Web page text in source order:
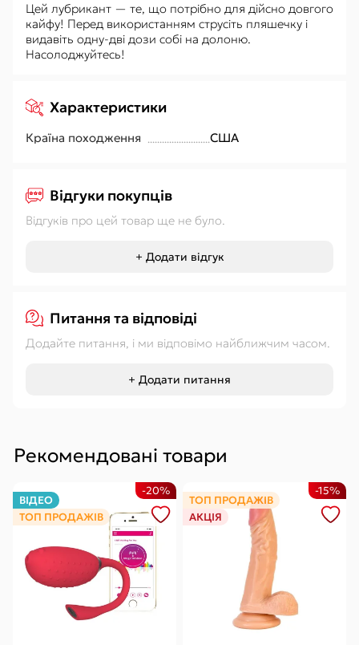
Цей лубрикант — те, що потрібно для дійсно довгого
кайфу! Перед використанням струсіть пляшечку і
видавіть одну-дві дози собі на долоню.
Насолоджуйтесь!
Характеристики
Країна походження США
Відгуки покупців
Відгуків про цей товар ще не було.
+ Додати відгук
Питання та відповіді
Додайте питання, і ми відповімо найближчим часом.
+ Додати питання
Рекомендовані товари
ВІДЕО
ТОП ПРОДАЖІВ
-20%
ТОП ПРОДАЖІВ
АКЦІЯ
-15%